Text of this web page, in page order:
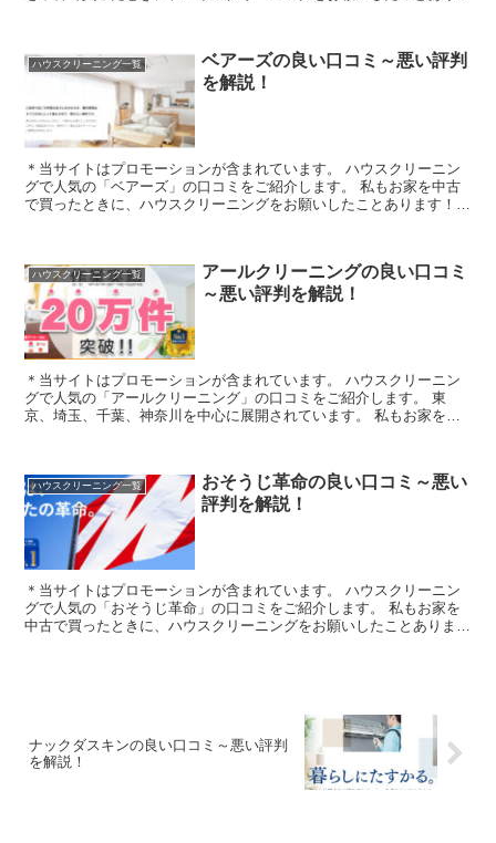
ハウスクリーニング一覧
ベアーズの良い口コミ～悪い評判
を解説！
＊当サイトはプロモーションが含まれています。 ハウスクリーニン
グで人気の「ベアーズ」の口コミをご紹介します。 私もお家を中古
で買ったときに、ハウスクリーニングをお願いしたことあります！お
ハウスクリーニング一覧
アールクリーニングの良い口コミ
～悪い評判を解説！
＊当サイトはプロモーションが含まれています。 ハウスクリーニン
グで人気の「アールクリーニング」の口コミをご紹介します。 東
京、埼玉、千葉、神奈川を中心に展開されています。 私もお家を中
ハウスクリーニング一覧
おそうじ革命の良い口コミ～悪い
評判を解説！
＊当サイトはプロモーションが含まれています。 ハウスクリーニン
グで人気の「おそうじ革命」の口コミをご紹介します。 私もお家を
中古で買ったときに、ハウスクリーニングをお願いしたことありま
ナックダスキンの良い口コミ～悪い評判
を解説！